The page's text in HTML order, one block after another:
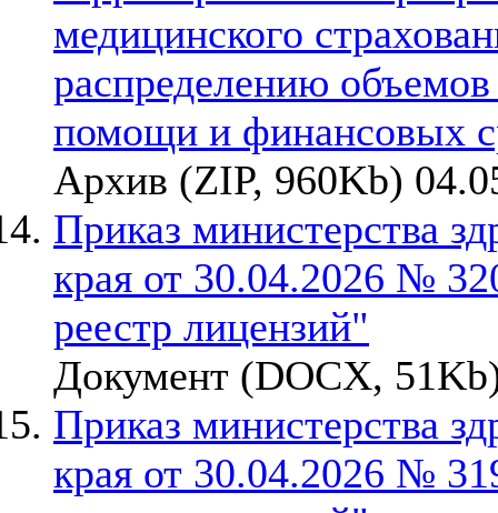
медицинского
распределению
помощи и финансовых
Архив (ZIP, 960Kb)
Приказ министерства
края от 30.04.2026 №
реестр лицензий"
Документ (DOCX,
Приказ министерства
края от 30.04.2026 №